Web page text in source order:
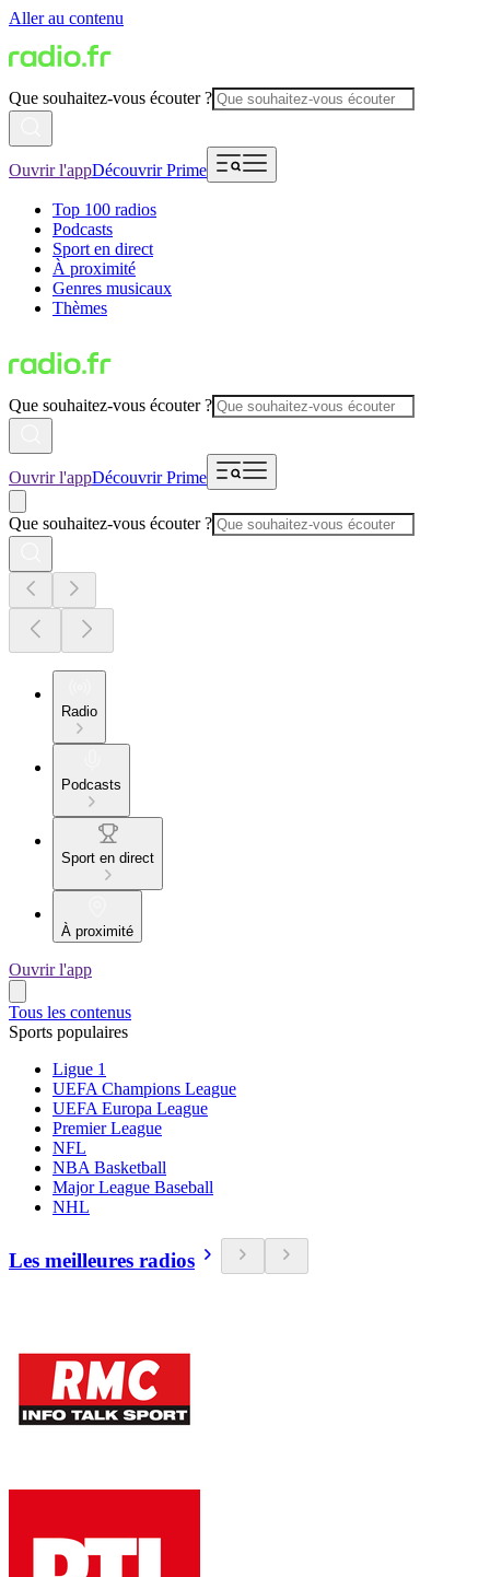
Aller au contenu
Que souhaitez-vous écouter ?
Ouvrir l'appDécouvrir Prime
Top 100 radios
Podcasts
Sport en direct
À proximité
Genres musicaux
Thèmes
Que souhaitez-vous écouter ?
Ouvrir l'appDécouvrir Prime
Que souhaitez-vous écouter ?
Radio
Podcasts
Sport en direct
À proximité
Ouvrir l'app
Tous les contenus
Sports populaires
Ligue 1
UEFA Champions League
UEFA Europa League
Premier League
NFL
NBA Basketball
Major League Baseball
NHL
Les meilleures radios